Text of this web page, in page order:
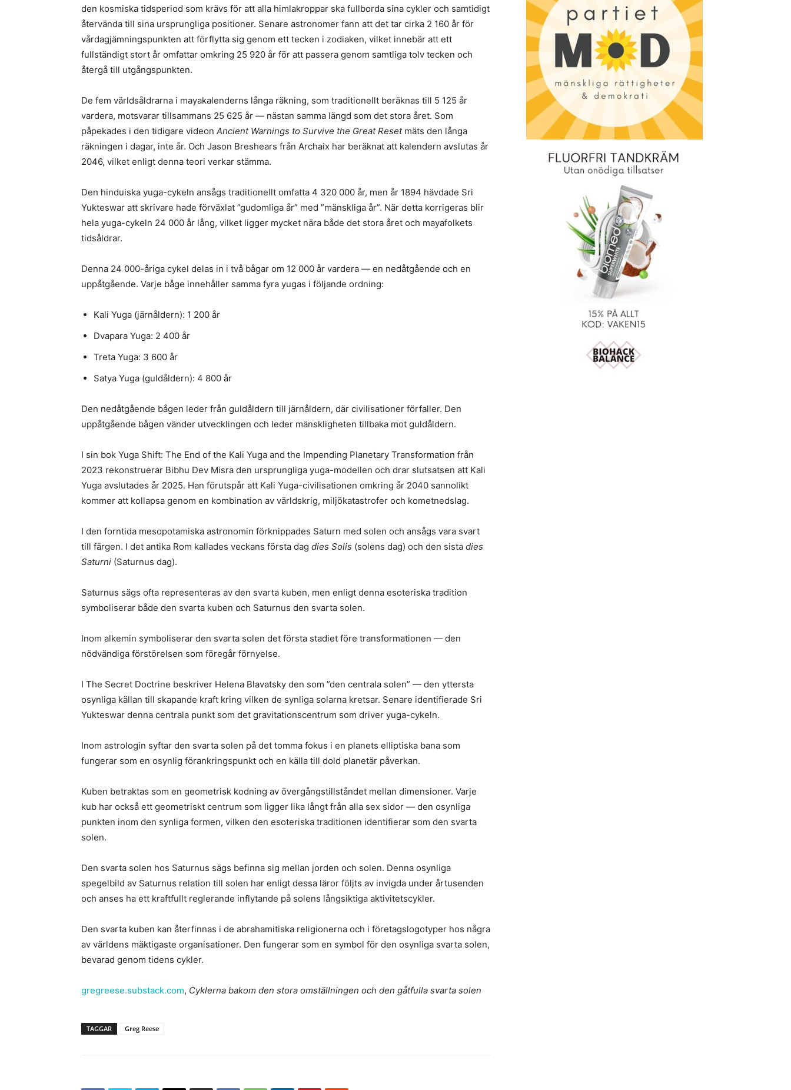
den kosmiska tidsperiod som krävs för att alla himlakroppar ska fullborda sina cykler och samtidigt
återvända till sina ursprungliga positioner. Senare astronomer fann att det tar cirka 2 160 år för
vårdagjämningspunkten att förflytta sig genom ett tecken i zodiaken, vilket innebär att ett
fullständigt stort år omfattar omkring 25 920 år för att passera genom samtliga tolv tecken och
återgå till utgångspunkten.
De fem världsåldrarna i mayakalenderns långa räkning, som traditionellt beräknas till 5 125 år
vardera, motsvarar tillsammans 25 625 år — nästan samma längd som det stora året. Som
påpekades i den tidigare videon Ancient Warnings to Survive the Great Resetmäts den långa
räkningen i dagar, inte år. Och Jason Breshears från Archaix har beräknat att kalendern avslutas år
2046, vilket enligt denna teori verkar stämma.
Den hinduiska yuga-cykeln ansågs traditionellt omfatta 4 320 000 år, men år 1894 hävdade Sri
Yukteswar att skrivare hade förväxlat ”gudomliga år” med ”mänskliga år”. När detta korrigeras blir
hela yuga-cykeln 24 000 år lång, vilket ligger mycket nära både det stora året och mayafolkets
tidsåldrar.
Denna 24 000-åriga cykel delas in i två bågar om 12 000 år vardera — en nedåtgående och en
uppåtgående. Varje båge innehåller samma fyra yugas i följande ordning:
Kali Yuga (järnåldern): 1 200 år
Dvapara Yuga: 2 400 år
Treta Yuga: 3 600 år
Satya Yuga (guldåldern): 4 800 år
Den nedåtgående bågen leder från guldåldern till järnåldern, där civilisationer förfaller. Den
uppåtgående bågen vänder utvecklingen och leder mänskligheten tillbaka mot guldåldern.
I sin bok Yuga Shift: The End of the Kali Yuga and the Impending Planetary Transformation från
2023 rekonstruerar Bibhu Dev Misra den ursprungliga yuga-modellen och drar slutsatsen att Kali
Yuga avslutades år 2025. Han förutspår att Kali Yuga-civilisationen omkring år 2040 sannolikt
kommer att kollapsa genom en kombination av världskrig, miljökatastrofer och kometnedslag.
I den forntida mesopotamiska astronomin förknippades Saturn med solen och ansågs vara svart
till färgen. I det antika Rom kallades veckans första dag dies Solis (solens dag) och den sista dies
Saturni (Saturnus dag).
Saturnus sägs ofta representeras av den svarta kuben, men enligt denna esoteriska tradition
symboliserar både den svarta kuben och Saturnus den svarta solen.
Inom alkemin symboliserar den svarta solen det första stadiet före transformationen — den
nödvändiga förstörelsen som föregår förnyelse.
I The Secret Doctrine beskriver Helena Blavatsky den som ”den centrala solen” — den yttersta
osynliga källan till skapande kraft kring vilken de synliga solarna kretsar. Senare identifierade Sri
Yukteswar denna centrala punkt som det gravitationscentrum som driver yuga-cykeln.
Inom astrologin syftar den svarta solen på det tomma fokus i en planets elliptiska bana som
fungerar som en osynlig förankringspunkt och en källa till dold planetär påverkan.
Kuben betraktas som en geometrisk kodning av övergångstillståndet mellan dimensioner. Varje
kub har också ett geometriskt centrum som ligger lika långt från alla sex sidor — den osynliga
punkten inom den synliga formen, vilken den esoteriska traditionen identifierar som den svarta
solen.
Den svarta solen hos Saturnus sägs befinna sig mellan jorden och solen. Denna osynliga
spegelbild av Saturnus relation till solen har enligt dessa läror följts av invigda under årtusenden
och anses ha ett kraftfullt reglerande inflytande på solens långsiktiga aktivitetscykler.
Den svarta kuben kan återfinnas i de abrahamitiska religionerna och i företagslogotyper hos några
av världens mäktigaste organisationer. Den fungerar som en symbol för den osynliga svarta solen,
bevarad genom tidens cykler.
gregreese.substack.com, Cyklerna bakom den stora omställningen och den gåtfulla svarta solen
TAGGAR Greg Reese